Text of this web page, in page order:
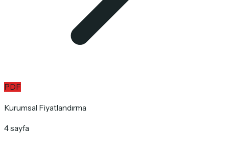
PDF
Kurumsal Fiyatlandırma
4 sayfa